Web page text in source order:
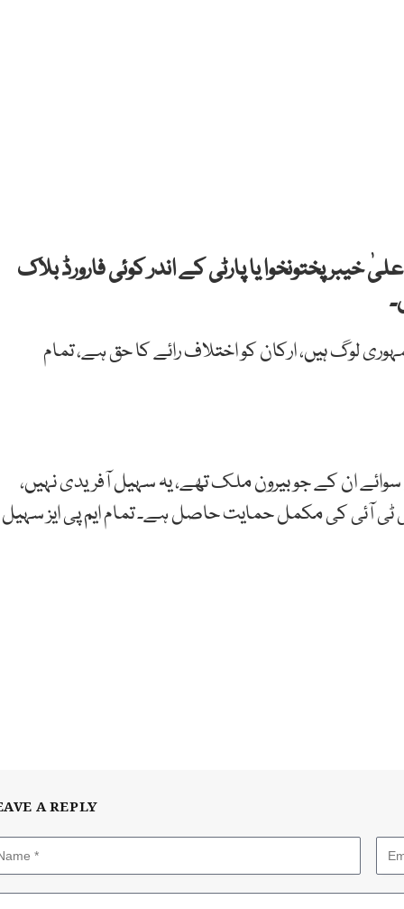
خیبر پختونخوا یا پارٹی کے اندر کوئی فارورڈ بلاک
لوگ ہیں، ارکان کو اختلاف رائے کا حق ہے، تمام
ان کے جو بیرون ملک تھے، یہ سہیل آفریدی نہیں،
ٹی آئی کی مکمل حمایت حاصل ہے۔ تمام ایم پی ایز سہیل
A REPLY